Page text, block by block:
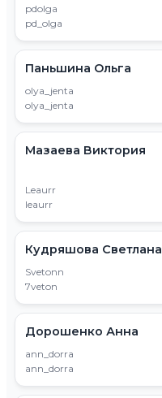
pdolga
pd_olga
Паньшина Ольга
olya_jenta
olya_jenta
Мазаева Виктория
Leaurr
leaurr
Кудряшова Светлана
Svetonn
7veton
Дорошенко Анна
ann_dorra
ann_dorra